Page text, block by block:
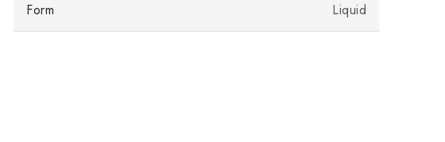
Form Liquid